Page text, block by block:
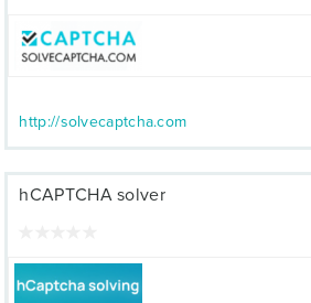
http://solvecaptcha.com
hCAPTCHA solver